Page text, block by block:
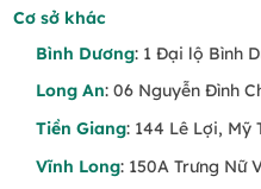
Mẫu Hoa Nổi Bật
Bó hoa baby nhỏ
đáng yêu
Bó hoa hồng đơn
Cơ sở khác
Bình Dương: 1 Đại lộ Bình
Long An: 06 Nguyễn Đình
Tiền Giang: 144 Lê Lợi, Mỹ
Vĩnh Long: 150A Trưng Nữ